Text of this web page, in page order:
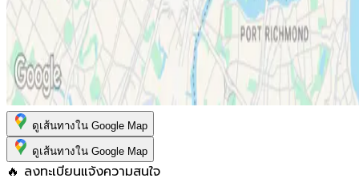
ดูเส้นทางใน Google Map
ดูเส้นทางใน Google Map
🔥 ลงทะเบียนแจ้งความสนใจ